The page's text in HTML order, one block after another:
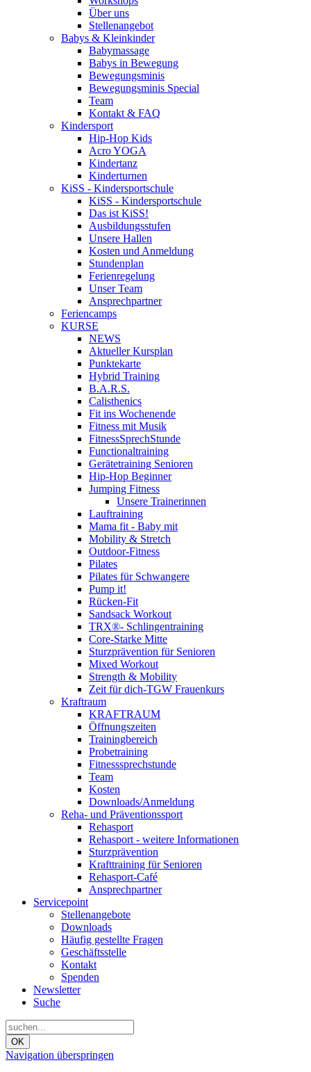
Über uns
Stellenangebot
Babys & Kleinkinder
Babymassage
Babys in Bewegung
Bewegungsminis
Bewegungsminis Special
Team
Kontakt & FAQ
Kindersport
Hip-Hop Kids
Acro YOGA
Kindertanz
Kinderturnen
KiSS - Kindersportschule
KiSS - Kindersportschule
Das ist KiSS!
Ausbildungsstufen
Unsere Hallen
Kosten und Anmeldung
Stundenplan
Ferienregelung
Unser Team
Ansprechpartner
Feriencamps
KURSE
NEWS
Aktueller Kursplan
Punktekarte
Hybrid Training
B.A.R.S.
Calisthenics
Fit ins Wochenende
Fitness mit Musik
FitnessSprechStunde
Functionaltraining
Gerätetraining Senioren
Hip-Hop Beginner
Jumping Fitness
Unsere Trainerinnen
Lauftraining
Mama fit - Baby mit
Mobility & Stretch
Outdoor-Fitness
Pilates
Pilates für Schwangere
Pump it!
Rücken-Fit
Sandsack Workout
TRX®- Schlingentraining
Core-Starke Mitte
Sturzprävention für Senioren
Mixed Workout
Strength & Mobility
Zeit für dich-TGW Frauenkurs
Kraftraum
KRAFTRAUM
Öffnungszeiten
Trainingbereich
Probetraining
Fitnesssprechstunde
Team
Kosten
Downloads/Anmeldung
Reha- und Präventionssport
Rehasport
Rehasport - weitere Informationen
Sturzprävention
Krafttraining für Senioren
Rehasport-Café
Ansprechpartner
Servicepoint
Stellenangebote
Downloads
Häufig gestellte Fragen
Geschäftsstelle
Kontakt
Spenden
Newsletter
Suche
OK
Navigation überspringen